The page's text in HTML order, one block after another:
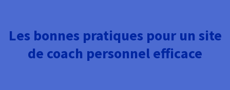
Les bonnes pratiques pour un site
de coach personnel efficace